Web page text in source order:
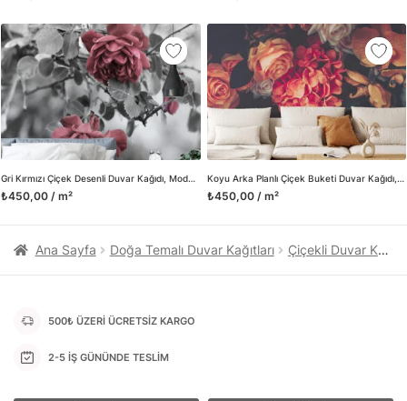
Gri Kırmızı Çiçek Desenli Duvar Kağıdı, Modern ve Romatik Duvar Dekoru için 3D Duvar Posteri
₺450,00 / m²
Koyu Arka Planlı Çiçek Buketi Duvar Kağıdı, Renkli Bir Duvar Dekoru için 3D Duvar Posteri
₺450,00 / m²
üretimini ve satışını yapmaktadır. Duvar tasarımının önemini
biliyor ve evin en kritik dekorasyon alanı olduğunu kabul
ediyoruz. Bu nedenle ürün yelpazemizi sürekli genişletiyor ve
trendlere ayak uydurmanın yanı sıra yeni trendlerin oluşumunda
da öncü rol üstleniyoruz.
Herhangi bir soru ya da sorununuz olursa bizimle iletişime
geçebilirsiniz.
Ana Sayfa Doğa Temalı Duvar Kağıtları Çiçekli Duvar Kağıtları
500₺ ÜZERİ ÜCRETSİZ KARGO
2-5 İŞ GÜNÜNDE TESLİM